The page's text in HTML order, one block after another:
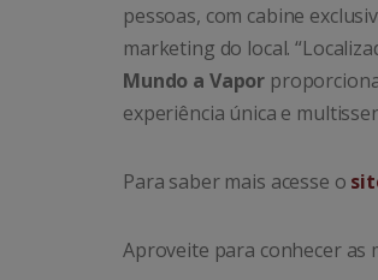
pessoas, com cabine
marketing do local.
Mundo a Vapor
experiência única e
Para saber mais acesse o
Aproveite para conhecer as